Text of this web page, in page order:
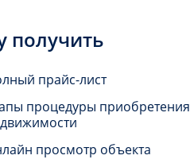
получить
прайс-лист
процедуры приобретения
просмотр объекта